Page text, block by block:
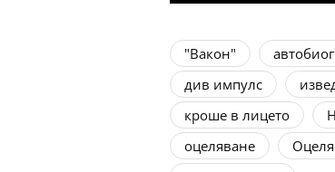
"Вакон"
див импулс
кроше в лицето
оцеляване